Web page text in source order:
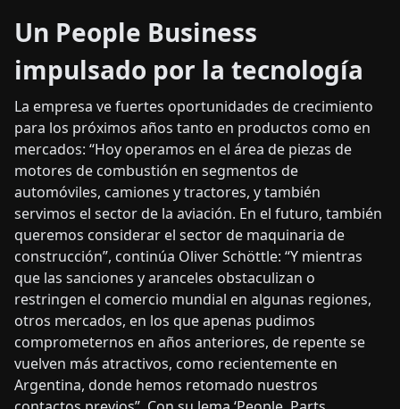
Un People Business
impulsado por la tecnología
La empresa ve fuertes oportunidades de crecimiento
para los próximos años tanto en productos como en
mercados: “Hoy operamos en el área de piezas de
motores de combustión en segmentos de
automóviles, camiones y tractores, y también
servimos el sector de la aviación. En el futuro, también
queremos considerar el sector de maquinaria de
construcción”, continúa Oliver Schöttle: “Y mientras
que las sanciones y aranceles obstaculizan o
restringen el comercio mundial en algunas regiones,
otros mercados, en los que apenas pudimos
comprometernos en años anteriores, de repente se
vuelven más atractivos, como recientemente en
Argentina, donde hemos retomado nuestros